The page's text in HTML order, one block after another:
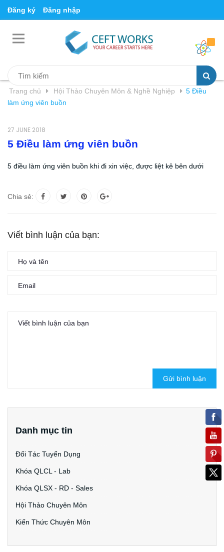
Đăng ký Đăng nhập
Trang chủ Hội Thảo Chuyên Môn & Nghề Nghiệp
5 Điều
làm ứng viên buồn
27 JUNE 2018
5 Điều làm ứng viên buồn
5 điều làm ứng viên buồn khi đi xin việc, được liệt kê bên dưới
Chia sẻ:
Viết bình luận của bạn:
Gửi bình luận
Danh mục tin
Đối Tác Tuyển Dụng
Khóa QLCL - Lab
Khóa QLSX - RD - Sales
Hội Thảo Chuyên Môn
Kiến Thức Chuyên Môn